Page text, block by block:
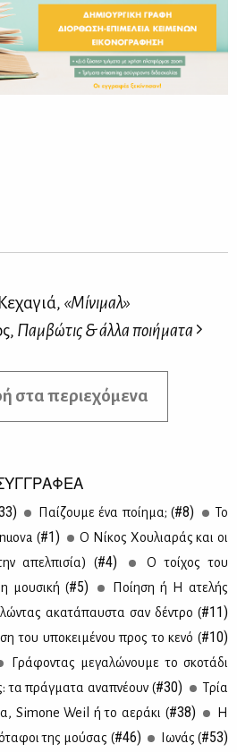
«Μίνιμαλ»
Παμβώτις & άλλα ποιήματα
στα περιεχόμενα
Παί­ζου­με ένα ποί­η­μα; (#8)
Το
(#1)
Ο Νί­κος Χου­λια­ράς και οι
απελ­πι­σία) (#4)
Ο τοί­χος του
μου­σι­κή (#5)
Ποί­η­ση ή Η ατε­λής
ακα­τά­παυ­στα σαν δέ­ντρο (#11)
του υπο­κει­μέ­νου προς το κε­νό (#10)
Γρά­φο­ντας με­γα­λώ­νου­με το σκο­τά­δι
τα πράγ­μα­τα ανα­πνέ­ουν (#30)
Τρία
Simone Weil ή το αε­ρά­κι (#38)
Η
της μού­σας (#46) Ιω­νάς (#53)